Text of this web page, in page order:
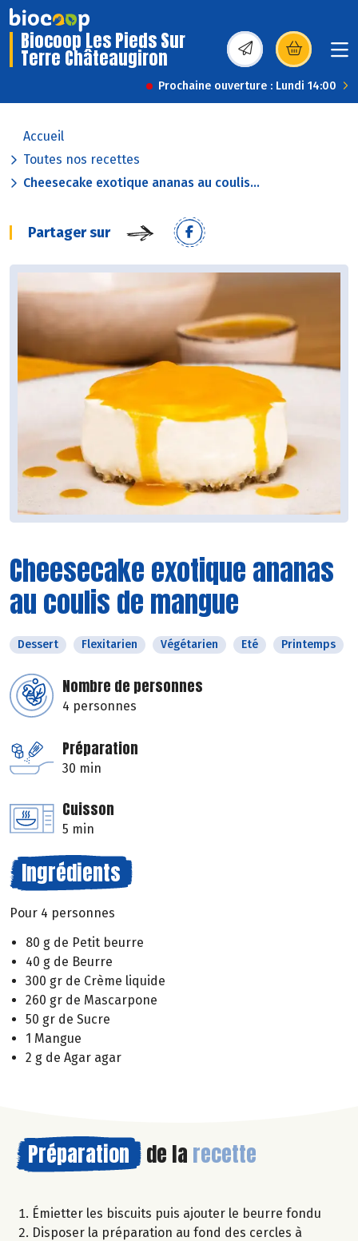
Biocoop Les Pieds Sur
Terre Châteaugiron (s’ouvre dans une
Prochaine ouverture : Lundi 14:00
Accueil
Toutes nos recettes
Cheesecake exotique ananas au coulis...
Partager sur
Cheesecake exotique ananas
au coulis de mangue
Dessert Flexitarien Végétarien Eté Printemps
Nombre de personnes
4 personnes
Préparation
30 min
Cuisson
5 min
Ingrédients
Pour 4 personnes
80 g de Petit beurre
40 g de Beurre
300 gr de Crème liquide
260 gr de Mascarpone
50 gr de Sucre
1 Mangue
2 g de Agar agar
Préparation de la recette
Émietter les biscuits puis ajouter le beurre fondu
Disposer la préparation au fond des cercles à